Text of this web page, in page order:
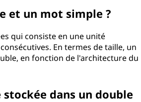
et un mot simple ?
qui consiste en une unité
En termes de taille, un
en fonction de l'architecture du
dans un double